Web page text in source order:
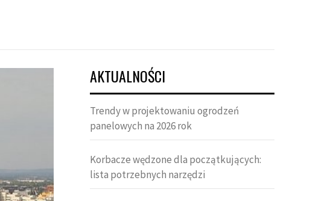
AKTUALNOŚCI
Trendy w projektowaniu ogrodzeń
panelowych na 2026 rok
Korbacze wędzone dla początkujących:
lista potrzebnych narzędzi